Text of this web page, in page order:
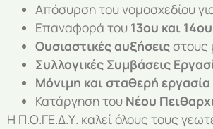
Απόσυρση του νομοσχεδίου
Επαναφορά του 13ου και
Ουσιαστικές αυξήσειςστους
Συλλογικές Συμβάσεις
Μόνιμη και σταθερή εργασία
Κατάργηση του Νέου
Η Π.Ο.ΓΕ.Δ.Υ. καλεί όλους τους